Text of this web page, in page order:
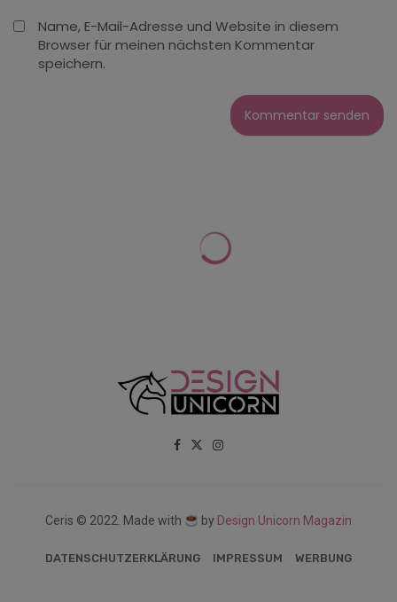
Name, E-Mail-Adresse und Website in diesem
Browser für meinen nächsten Kommentar
speichern.
Ceris © 2022. Made with by Design Unicorn Magazin
DATENSCHUTZERKLÄRUNG IMPRESSUM WERBUNG